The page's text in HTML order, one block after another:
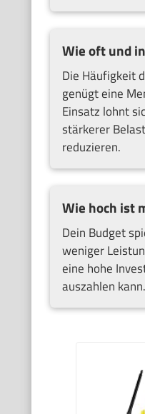
Wie oft und
Die Häufigkeit
genügt eine
Einsatz lohnt
stärkerer
reduzieren.
Wie hoch ist
Dein Budget
weniger
eine hohe
auszahlen